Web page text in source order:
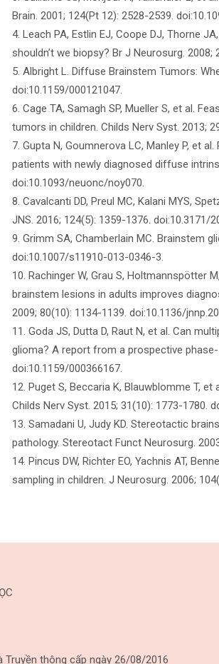
Brain. 2001; 124(Pt 12): 2528-2539.
4. Leach PA, Estlin EJ, Coope DJ, Thorne
shouldn’t we biopsy? Br J Neurosurg.
5. Albright L. Diffuse Brainstem Tumors:
doi:10.1159/000121047.
6. Cage TA, Samagh SP, Mueller S, et al.
tumors in children. Childs Nerv Syst. 2013;
7. Gupta N, Goumnerova LC, Manley P, et
patients with newly diagnosed diffuse
doi:10.1093/neuonc/noy070.
8. Cavalcanti DD, Preul MC, Kalani MYS,
JNS. 2016; 124(5): 1359-1376. doi:10.3171/
9. Grimm SA, Chamberlain MC. Brainstem
doi:10.1007/s11910-013-0346-3.
10. Rachinger W, Grau S, Holtmannspötter
brainstem lesions in adults improves
2009; 80(10): 1134-1139. doi:10.1136/
11. Goda JS, Dutta D, Raut N, et al. Can
glioma? A report from a prospective
doi:10.1159/000366167.
12. Puget S, Beccaria K, Blauwblomme T,
Childs Nerv Syst. 2015; 31(10): 1773-1780.
13. Samadani U, Judy KD. Stereotactic
pathology. Stereotact Funct Neurosurg.
14. Pincus DW, Richter EO, Yachnis AT,
sampling in children. J Neurosurg. 2006;
Truyền thông cấp ngày 26/08/2016